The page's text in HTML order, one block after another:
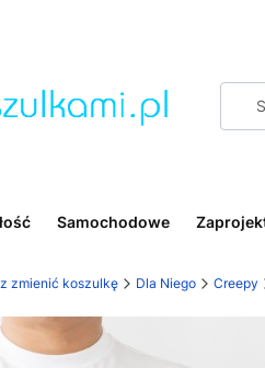
Samochodowe
zmienić koszulkę Dla Niego Creepy